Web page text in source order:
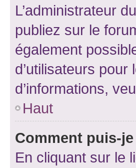
L’administrateur
publiez sur le
également
d’utilisateurs
d’informations,
Haut
Comment puis-
En cliquant sur le